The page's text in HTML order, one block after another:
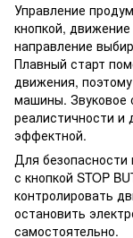
Управление
кнопкой,
направление
Плавный старт
движения,
машины. Звуковое
реалистичности и
эффектной.
Для безопасности
с кнопкой STOP
контролировать
остановить
самостоятельно.